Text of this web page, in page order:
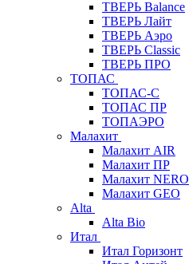
ТВЕРЬ Balance
ТВЕРЬ Лайт
ТВЕРЬ Аэро
ТВЕРЬ Classic
ТВЕРЬ ПРО
ТОПАС
ТОПАС-С
ТОПАС ПР
ТОПАЭРО
Малахит
Малахит AIR
Малахит ПР
Малахит NERO
Малахит GEO
Alta
Alta Bio
Итал
Итал Горизонт